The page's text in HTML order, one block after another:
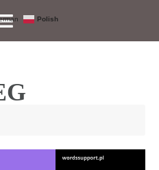
Polish